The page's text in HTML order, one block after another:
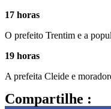
17 horas
O prefeito Trentim e a
19 horas
A prefeita Cleide e
Compartilhe :